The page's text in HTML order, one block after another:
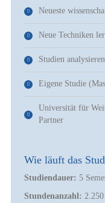
Neueste
Neue Techniken
Studien
Eigene Studie
Universität für
Partner
Wie läuft das
Studiendauer: 5
Stundenanzahl: